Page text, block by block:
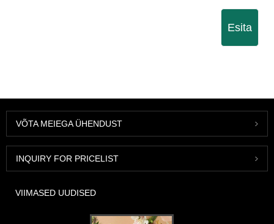
Esita
VÕTA MEIEGA ÜHENDUST
INQUIRY FOR PRICELIST
VIIMASED UUDISED